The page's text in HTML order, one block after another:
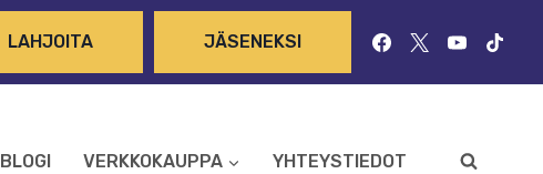
LAHJOITA JÄSENEKSI
BLOGI VERKKOKAUPPA YHTEYSTIEDOT